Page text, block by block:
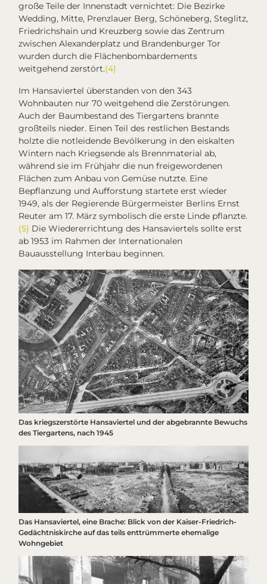
große Teile der Innenstadt vernichtet: Die Bezirke
Wedding, Mitte, Prenzlauer Berg, Schöneberg, Steglitz,
Friedrichshain und Kreuzberg sowie das Zentrum
zwischen Alexanderplatz und Brandenburger Tor
wurden durch die Flächenbombardements
weitgehend zerstört.(4)
Im Hansaviertel überstanden von den 343
Wohnbauten nur 70 weitgehend die Zerstörungen.
Auch der Baumbestand des Tiergartens brannte
großteils nieder. Einen Teil des restlichen Bestands
holzte die notleidende Bevölkerung in den eiskalten
Wintern nach Kriegsende als Brennmaterial ab,
während sie im Frühjahr die nun freigewordenen
Flächen zum Anbau von Gemüse nutzte. Eine
Bepflanzung und Aufforstung startete erst wieder
1949, als der Regierende Bürgermeister Berlins Ernst
Reuter am 17. März symbolisch die erste Linde pflanzte.
(5) Die Wiedererrichtung des Hansaviertels sollte erst
ab 1953 im Rahmen der Internationalen
Bauausstellung Interbau beginnen.
Das kriegszerstörte Hansaviertel und der abgebrannte Bewuchs
des Tiergartens, nach 1945
Das Hansaviertel, eine Brache: Blick von der Kaiser-Friedrich-
Gedächtniskirche auf das teils enttrümmerte ehemalige
Wohngebiet